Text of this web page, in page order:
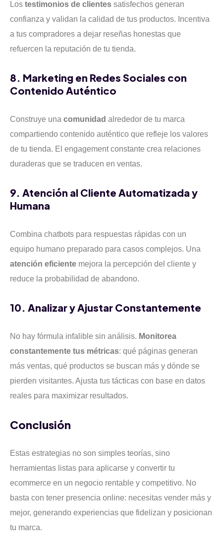
Los testimonios de clientes satisfechos generan
confianza y validan la calidad de tus productos. Incentiva
a tus compradores a dejar reseñas honestas que
refuercen la reputación de tu tienda.
8. Marketing en Redes Sociales con
Contenido Auténtico
Construye una comunidad alrededor de tu marca
compartiendo contenido auténtico que refleje los valores
de tu tienda. El engagement constante crea relaciones
duraderas que se traducen en ventas.
9. Atención al Cliente Automatizada y
Humana
Combina chatbots para respuestas rápidas con un
equipo humano preparado para casos complejos. Una
atención eficiente mejora la percepción del cliente y
reduce la probabilidad de abandono.
10. Analizar y Ajustar Constantemente
No hay fórmula infalible sin análisis. Monitorea
constantemente tus métricas: qué páginas generan
más ventas, qué productos se buscan más y dónde se
pierden visitantes. Ajusta tus tácticas con base en datos
reales para maximizar resultados.
Conclusión
Estas estrategias no son simples teorías, sino
herramientas listas para aplicarse y convertir tu
ecommerce en un negocio rentable y competitivo. No
basta con tener presencia online: necesitas vender más y
mejor, generando experiencias que fidelizan y posicionan
tu marca.